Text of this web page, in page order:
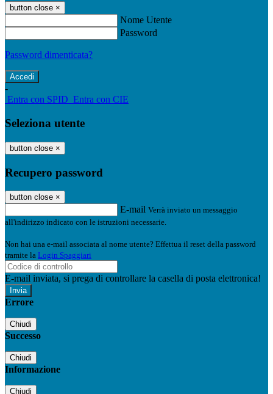
button close ×
Nome Utente
Password
Password dimenticata?
-
Entra con SPID Entra con CIE
Seleziona utente
button close ×
Recupero password
button close ×
E-mail Verrà inviato un messaggio
all'indirizzo indicato con le istruzioni necessarie.
Non hai una e-mail associata al nome utente? Effettua il reset della password
tramite la Login Spaggiari
E-mail inviata, si prega di controllare la casella di posta elettronica!
Errore
Chiudi
Successo
Chiudi
Informazione
Chiudi